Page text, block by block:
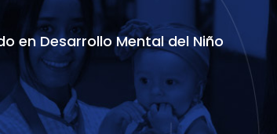
en Desarrollo Mental del Niño